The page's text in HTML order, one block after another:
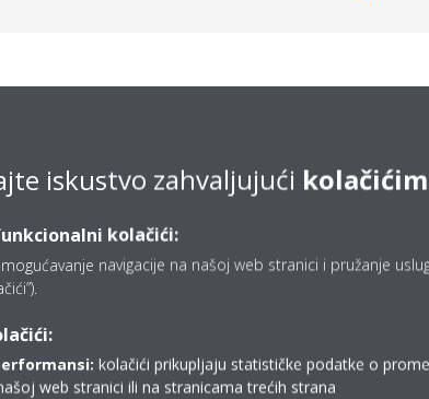
u ovoj kategoriji.
iskustvo zahvaljujući
kolačići:
navigacije na našoj web stranici i pružanje
kolačići prikupljaju statističke podatke o
web stranici ili na stranicama trećih strana